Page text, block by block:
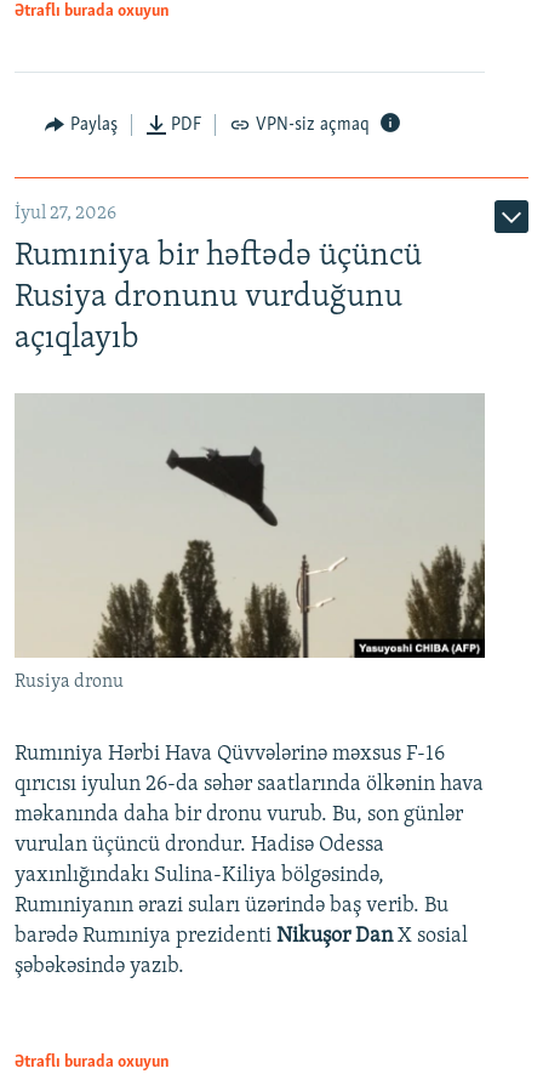
Ətraflı burada oxuyun
Paylaş PDF VPN-siz açmaq
İyul 27, 2026
Rumıniya bir həftədə üçüncü
Rusiya dronunu vurduğunu
açıqlayıb
Rusiya dronu
Rumıniya Hərbi Hava Qüvvələrinə məxsus F-16
qırıcısı iyulun 26-da səhər saatlarında ölkənin hava
məkanında daha bir dronu vurub. Bu, son günlər
vurulan üçüncü drondur. Hadisə Odessa
yaxınlığındakı Sulina-Kiliya bölgəsində,
Rumıniyanın ərazi suları üzərində baş verib. Bu
barədə Rumıniya prezidenti Nikuşor DanX sosial
şəbəkəsində yazıb.
Ətraflı burada oxuyun